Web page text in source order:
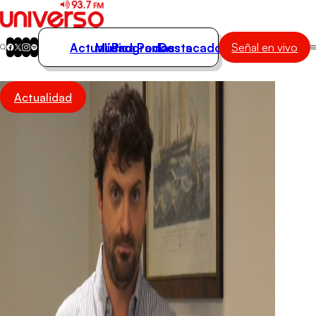
Actualidad
Música
Actualidad
Música
Programas
Podcasts
Destacados Señal en vivo
Actualidad